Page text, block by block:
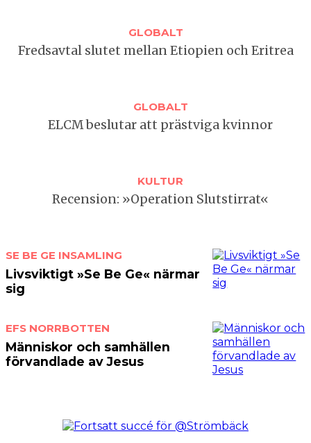
GLOBALT
Fredsavtal slutet mellan Etiopien och Eritrea
GLOBALT
ELCM beslutar att prästviga kvinnor
KULTUR
Recension: »Operation Slutstirrat«
SE BE GE INSAMLING
Livsviktigt »Se Be Ge« närmar
sig
EFS NORRBOTTEN
Människor och samhällen
förvandlade av Jesus